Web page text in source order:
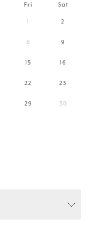
Fri Sat
1 2
8 9
15 16
22 23
29 30